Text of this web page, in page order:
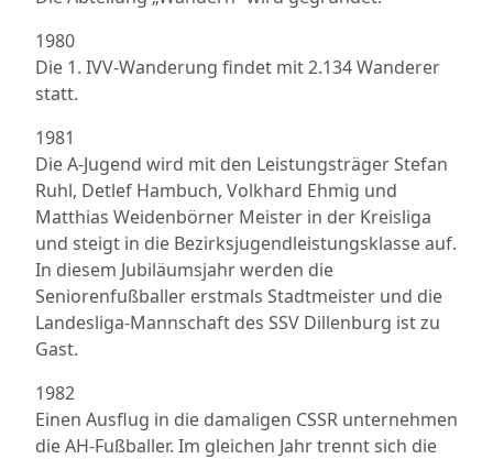
1980
Die 1. IVV-Wanderung findet mit 2.134 Wanderer
statt.
1981
Die A-Jugend wird mit den Leistungsträger Stefan
Ruhl, Detlef Hambuch, Volkhard Ehmig und
Matthias Weidenbörner Meister in der Kreisliga
und steigt in die Bezirksjugendleistungsklasse auf.
In diesem Jubiläumsjahr werden die
Seniorenfußballer erstmals Stadtmeister und die
Landesliga-Mannschaft des SSV Dillenburg ist zu
Gast.
1982
Einen Ausflug in die damaligen CSSR unternehmen
die AH-Fußballer. Im gleichen Jahr trennt sich die